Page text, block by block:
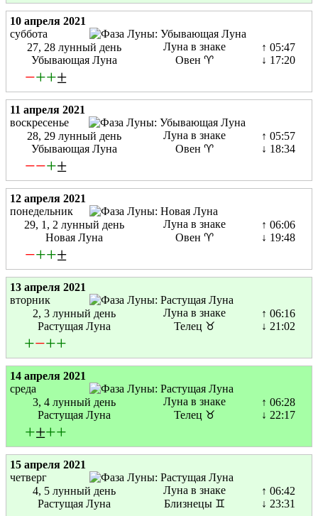
10 апреля 2021
суббота
27, 28 лунный день
Убывающая Луна
Луна в знаке
Овен ♈
↑ 05:47
↓ 17:20
−++±
11 апреля 2021
воскресенье
28, 29 лунный день
Убывающая Луна
Луна в знаке
Овен ♈
↑ 05:57
↓ 18:34
−−+±
12 апреля 2021
понедельник
29, 1, 2 лунный день
Новая Луна
Луна в знаке
Овен ♈
↑ 06:06
↓ 19:48
−++±
13 апреля 2021
вторник
2, 3 лунный день
Растущая Луна
Луна в знаке
Телец ♉
↑ 06:16
↓ 21:02
+−++
14 апреля 2021
среда
3, 4 лунный день
Растущая Луна
Луна в знаке
Телец ♉
↑ 06:28
↓ 22:17
+±++
15 апреля 2021
четверг
4, 5 лунный день
Растущая Луна
Луна в знаке
Близнецы ♊
↑ 06:42
↓ 23:31